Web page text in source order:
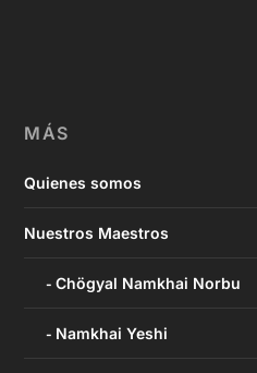
MÁS
Quienes somos
Nuestros Maestros
Chögyal Namkhai Norbu
Namkhai Yeshi